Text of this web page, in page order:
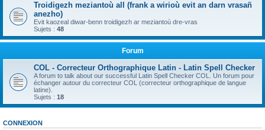
Troidigezh meziantoù all (frank a wirioù evit an darn vrasañ
anezho)
Evit kaozeal diwar-benn troidigezh ar meziantoù dre-vras
Sujets : 48
Forum
COL - Correcteur Orthographique Latin - Latin Spell Checker
A forum to talk about our successful Latin Spell Checker COL. Un forum pour
échanger autour du correcteur COL (correcteur orthographique de langue
latine).
Sujets : 18
CONNEXION